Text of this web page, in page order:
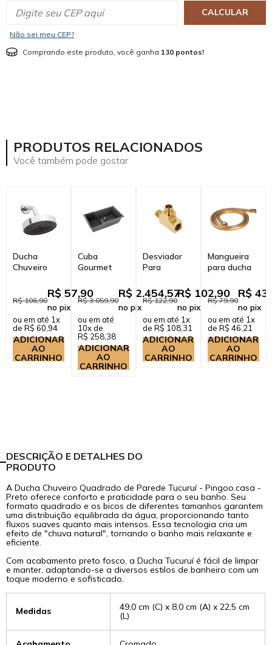
CALCULAR
Não sei meu CEP?
Comprando este produto, você ganha 130 pontos!
PRODUTOS RELACIONADOS
Você também pode gostar
Ducha
Chuveiro
Parede Beni
Pingoo.casa
R$ 106,90
R$ 57,90
no pix
ou em até 1x
de R$ 60,94
ADICIONAR
AO
CARRINHO
Cuba
Gourmet
Cozinha com
Acessórios
45x78cm
Kamã Pi...
R$ 3.059,90
R$ 2.454,57
no pix
ou em até
10x de
R$ 258,38
ADICIONAR
AO
CARRINHO
Desviador
Para
Mundaú
Pingoo.Casa
- Dourado
R$ 122,90
R$ 102,90
no pix
ou em até 1x
de R$ 108,31
ADICIONAR
AO
CARRINHO
Mangueira
para ducha
Pingoo.casa
- Dourado
R$ 79,90
R$
no pix
ou em até 1x
de R$ 46,21
ADICIONAR
AO
CARRINHO
DESCRIÇÃO E DETALHES DO
PRODUTO
A Ducha Chuveiro Quadrado de Parede Tucuruí - Pingoo.casa -
Preto oferece conforto e praticidade para o seu banho. Seu
formato quadrado e os bicos de diferentes tamanhos garantem
uma distribuição equilibrada da água, proporcionando tanto
fluxos suaves quanto mais intensos. Essa tecnologia cria um
efeito de "chuva natural", tornando o banho mais relaxante e
eficiente.
Com acabamento preto fosco, a Ducha Tucuruí é fácil de limpar
e manter, adaptando-se a diversos estilos de banheiro com um
toque moderno e sofisticado.
Medidas
49,0 cm (C) x 8,0 cm (A) x 22,5 cm
(L)